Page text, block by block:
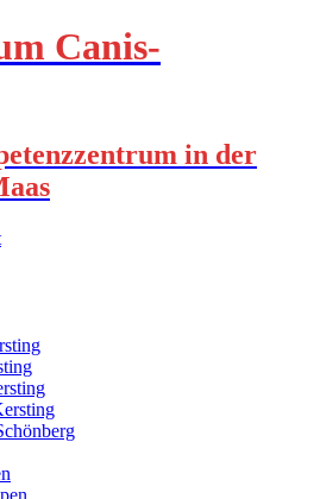
Canis-
in der